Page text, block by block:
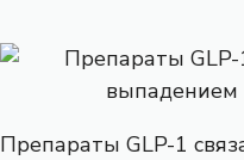
Препараты GLP-1